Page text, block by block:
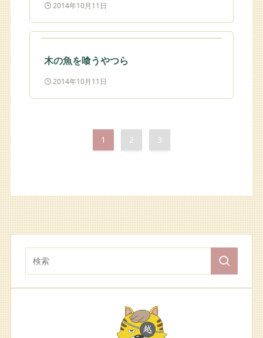
2014年10月11日
木の魚を喰うやつら
2014年10月11日
1 2 3